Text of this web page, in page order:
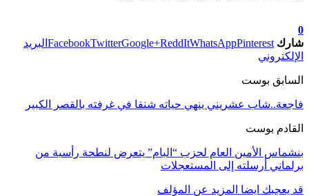
0
شارك
FacebookTwitterGoogle+ReddItWhatsAppPinterest
البريد
الإلكتروني
السابق بوست
فاجعة..شاب عشريني ينهي حياته شنقا في غرفته بالقصر الكبير‎
القادم بوست
بنشماس الأمين العام لحزب “البام” يتعرض لنطحة رأسية من
برلماني أرسلته إلى المستعجلات
قد يعجبك ايضا المزيد عن المؤلف